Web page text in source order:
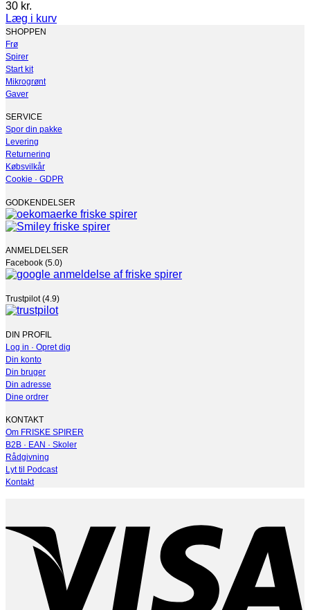
30 kr.
Læg i kurv
SHOPPEN
Frø
Spirer
Start kit
Mikrogrønt
Gaver
SERVICE
Spor din pakke
Levering
Returnering
Købsvilkår
Cookie · GDPR
GODKENDELSER
ANMELDELSER
Facebook (5.0)
Trustpilot (4.9)
DIN PROFIL
Log in · Opret dig
Din konto
Din bruger
Din adresse
Dine ordrer
KONTAKT
Om FRISKE SPIRER
B2B · EAN · Skoler
Rådgivning
Lyt til Podcast
Kontakt